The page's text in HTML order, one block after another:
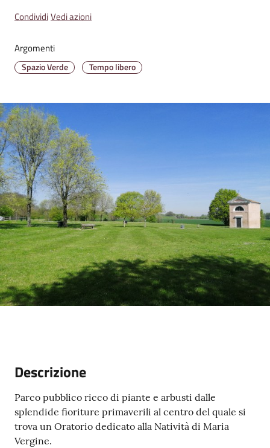
gli
argomenti...
Seguici
su
CondividiVedi azioni
Argomenti
Spazio Verde Tempo libero
Descrizione
Parco pubblico ricco di piante e arbusti dalle
splendide fioriture primaverili al centro del quale si
trova un Oratorio dedicato alla Natività di Maria
Vergine.